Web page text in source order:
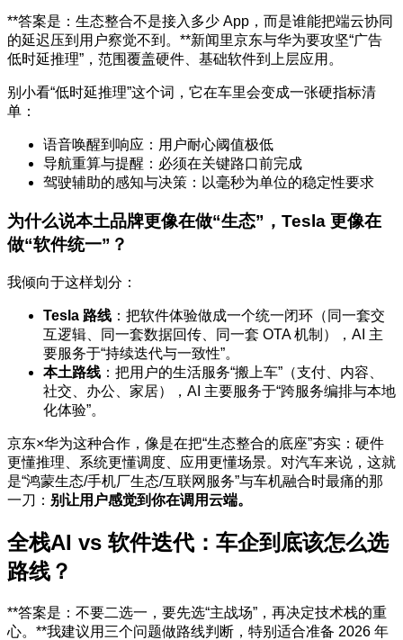
**答案是：生态整合不是接入多少 App，而是谁能把端云协同
的延迟压到用户察觉不到。**新闻里京东与华为要攻坚“广告
低时延推理”，范围覆盖硬件、基础软件到上层应用。
别小看“低时延推理”这个词，它在车里会变成一张硬指标清
单：
语音唤醒到响应：用户耐心阈值极低
导航重算与提醒：必须在关键路口前完成
驾驶辅助的感知与决策：以毫秒为单位的稳定性要求
为什么说本土品牌更像在做“生态”，Tesla 更像在
做“软件统一”？
我倾向于这样划分：
Tesla 路线 ：把软件体验做成一个统一闭环（同一套交
互逻辑、同一套数据回传、同一套 OTA 机制），AI 主
要服务于“持续迭代与一致性”。
本土路线 ：把用户的生活服务“搬上车”（支付、内容、
社交、办公、家居），AI 主要服务于“跨服务编排与本地
化体验”。
京东×华为这种合作，像是在把“生态整合的底座”夯实：硬件
更懂推理、系统更懂调度、应用更懂场景。对汽车来说，这就
是“鸿蒙生态/手机厂生态/互联网服务”与车机融合时最痛的那
一刀： 别让用户感觉到你在调用云端。
全栈AI vs 软件迭代：车企到底该怎么选
路线？
**答案是：不要二选一，要先选“主战场”，再决定技术栈的重
心。**我建议用三个问题做路线判断，特别适合准备 2026 年